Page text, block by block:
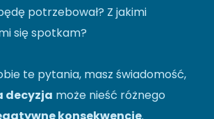
potrzebował? Z jakimi
się spotkam?
te pytania, masz świadomość,
decyzja może nieść różnego
konsekwencje.